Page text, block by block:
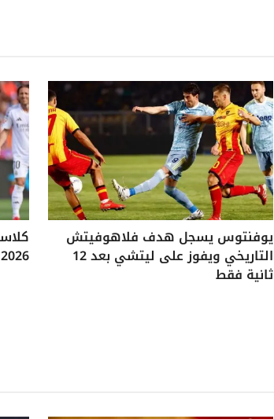
يوفنتوس يسجل هدف فلاهوفيتش
التاريخي ويفوز على ليتشي بعد 12
ثانية فقط
2026 موعد مباراة لا يُفوت